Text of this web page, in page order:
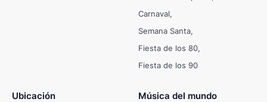
Carnaval
Semana Santa
Fiesta de los 80
Fiesta de los 90
Ubicación Música del mundo